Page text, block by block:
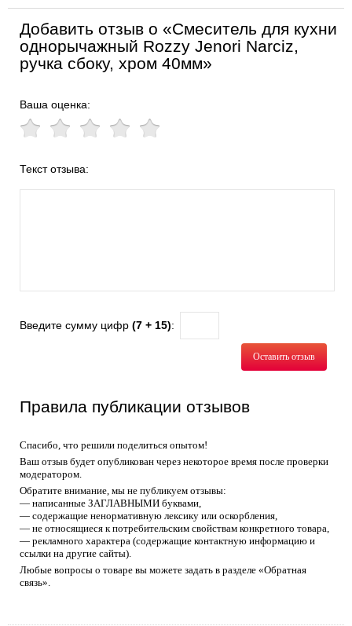
Добавить отзыв о «Смеситель для кухни
однорычажный Rozzy Jenori Narciz,
ручка сбоку, хром 40мм»
Ваша оценка:
Текст отзыва:
Введите сумму цифр (7 + 15):
Оставить отзыв
Правила публикации отзывов
Спасибо, что решили поделиться опытом!
Ваш отзыв будет опубликован через некоторое время после проверки
модератором.
Обратите внимание, мы не публикуем отзывы:
— написанные ЗАГЛАВНЫМИ буквами,
— содержащие ненормативную лексику или оскорбления,
— не относящиеся к потребительским свойствам конкретного товара,
— рекламного характера (содержащие контактную информацию и
ссылки на другие сайты).
Любые вопросы о товаре вы можете задать в разделе «Обратная
связь».